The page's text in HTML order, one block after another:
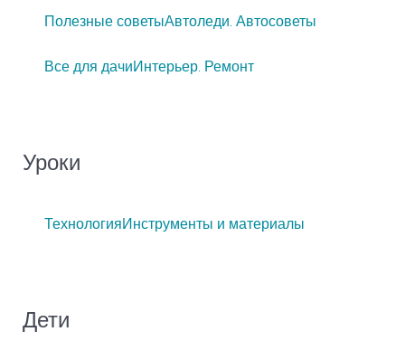
Полезные советыАвтоледи. Автосоветы
Все для дачиИнтерьер. Ремонт
Уроки
ТехнологияИнструменты и материалы
Дети